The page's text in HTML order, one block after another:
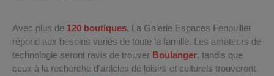
Avec plus de 120 boutiques, La Galerie Espaces Fenouillet
répond aux besoins variés de toute la famille. Les amateurs de
technologie seront ravis de trouver Boulanger, tandis que
ceux à la recherche d'articles de loisirs et culturels trouveront